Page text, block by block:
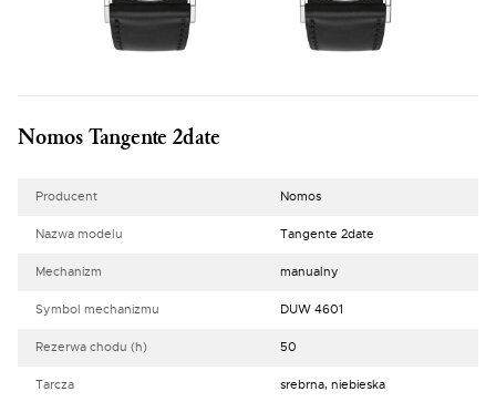
Nomos Tangente 2date
Producent Nomos
Nazwa modelu Tangente 2date
Mechanizm manualny
Symbol mechanizmu DUW 4601
Rezerwa chodu (h) 50
Tarcza srebrna, niebieska